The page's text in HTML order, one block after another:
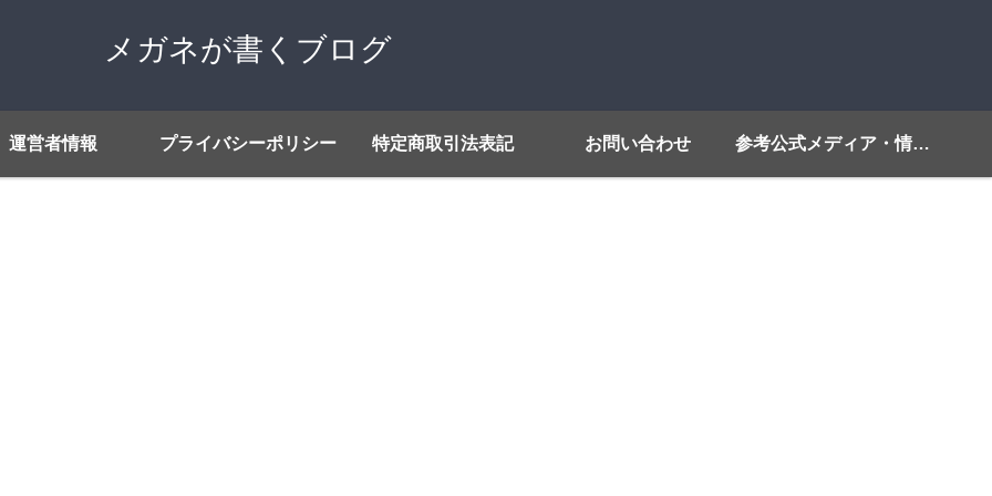
メガネが書くブログ
運営者情報 プライバシーポリシー 特定商取引法表記 お問い合わせ 参考公式メディア・情報源リンク